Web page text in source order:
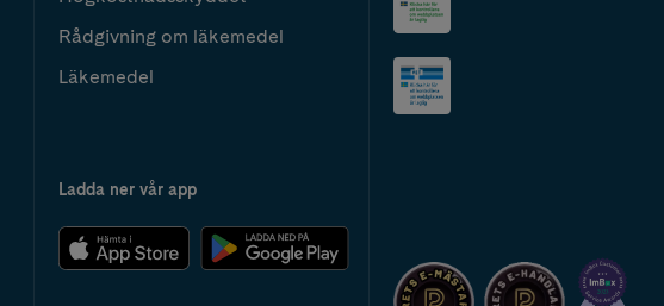
Rådgivning om läkemedel
Läkemedel
Ladda ner vår app